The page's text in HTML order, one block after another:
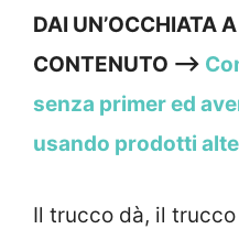
DAI UN’OCCHIATA
CONTENUTO —>
senza primer ed
usando prodotti
Il trucco dà, il